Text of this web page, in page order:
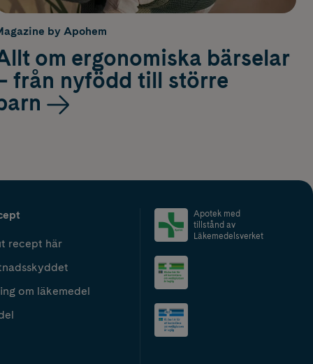
by Apohem
om ergonomiska bärselar
från nyfödd till större
recept här
om läkemedel
Apotek med
tillstånd av
Läkemedelsverket